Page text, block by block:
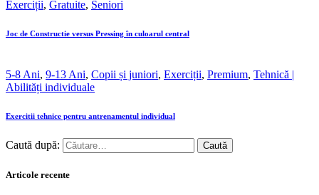
Exerciții, Gratuite, Seniori
Joc de Constructie versus Pressing în culoarul central
5-8 Ani, 9-13 Ani, Copii și juniori, Exerciții, Premium, Tehnică |
Abilități individuale
Exercitii tehnice pentru antrenamentul individual
Caută după:
Articole recente